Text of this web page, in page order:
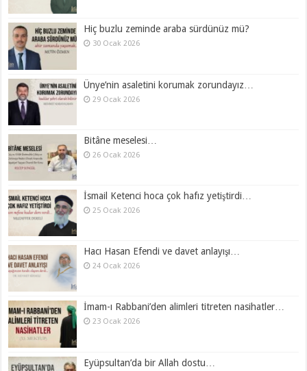
Hiç buzlu zeminde araba sürdünüz mü?
30 Ocak 2026
Ünye’nin asaletini korumak zorundayız…
29 Ocak 2026
Bitâne meselesi…
26 Ocak 2026
İsmail Ketenci hoca çok hafız yetiştirdi…
25 Ocak 2026
Hacı Hasan Efendi ve davet anlayışı…
24 Ocak 2026
İmam-ı Rabbani’den alimleri titreten nasihatler…
23 Ocak 2026
Eyüpsultan’da bir Allah dostu…